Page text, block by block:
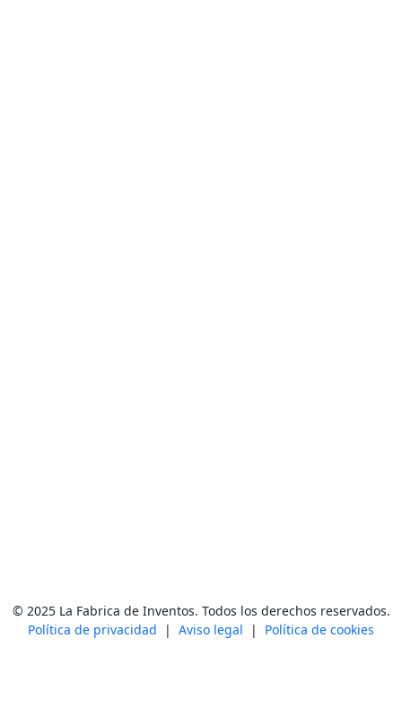
© 2025 La Fabrica de Inventos. Todos los derechos reservados.
Política de privacidad
| Aviso legal | Política de cookies